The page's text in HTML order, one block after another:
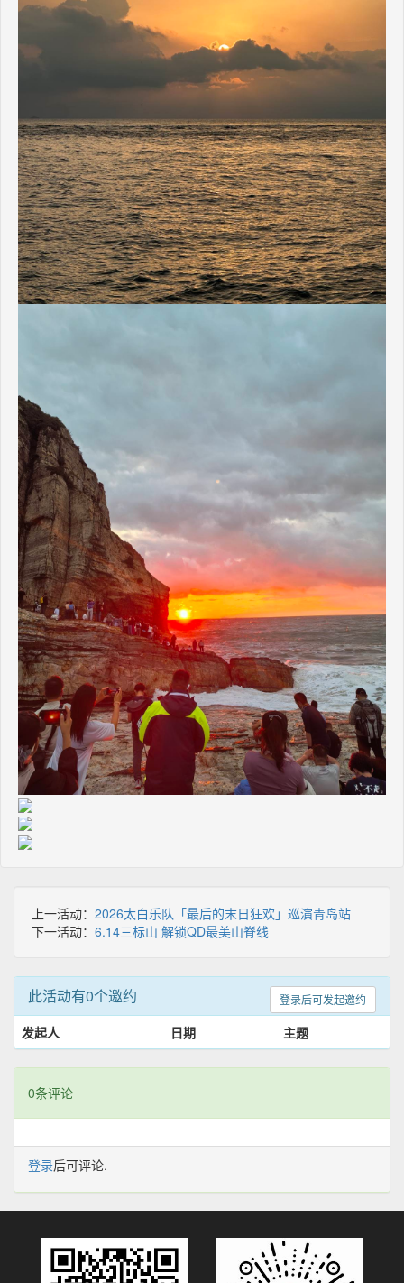
上一活动： 2026太白乐队「最后的末日狂欢」巡演青岛站
下一活动： 6.14三标山 解锁QD最美山脊线
登录后可发起邀约
此活动有0个邀约
发起人 日期 主题
0条评论
登录后可评论.